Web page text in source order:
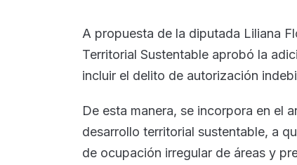
A propuesta de la diputada Liliana
Territorial Sustentable aprobó la
incluir el delito de autorización
De esta manera, se incorpora en el
desarrollo territorial sustentable, a
de ocupación irregular de áreas y